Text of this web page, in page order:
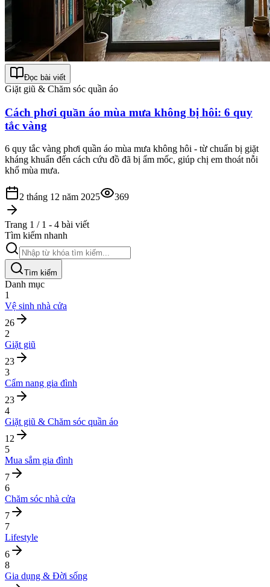
Đọc bài viết
Giặt giũ & Chăm sóc quần áo
Cách phơi quần áo mùa mưa không bị hôi: 6 quy
tắc vàng
6 quy tắc vàng phơi quần áo mùa mưa không hôi - từ chuẩn bị giặt
kháng khuẩn đến cách cứu đồ đã bị ẩm mốc, giúp chị em thoát nỗi
khổ mùa mưa.
2 tháng 12 năm 2025 369
Trang 1 / 1 - 4 bài viết
Tìm kiếm nhanh
Tìm kiếm
Danh mục
1
Vệ sinh nhà cửa
26
2
Giặt giũ
23
3
Cẩm nang gia đình
23
4
Giặt giũ & Chăm sóc quần áo
12
5
Mua sắm gia đình
7
6
Chăm sóc nhà cửa
7
7
Lifestyle
6
8
Gia dụng & Đời sống